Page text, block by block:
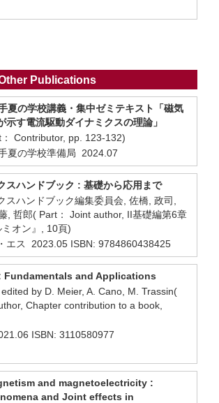
Publications
夏の学校講義・集中ゼミテキスト「磁気
示す電流駆動ダイナミクスの理論」
Contributor, pp. 123-132)
夏の学校準備局 2024.07
スハンドブック : 基礎から応用まで
スハンドブック編集委員会, 佐橋, 政司,
, 哲郎( Part： Joint author, II基礎編第6章
オン』, 10頁)
エス 2023.05 ISBN: 9784860438425
Fundamentals and Applications
by D. Meier, A. Cano, M. Trassin(
Chapter contribution to a book,
ISBN: 3110580977
and magnetoelectricity :
and Joint effects in